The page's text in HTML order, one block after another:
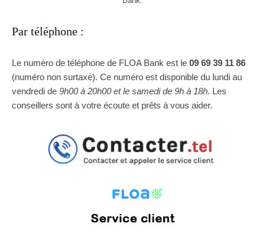
Par téléphone :
Le numéro de téléphone de FLOA Bank est le 09 69 39 11 86
(numéro non surtaxé). Ce numéro est disponible du lundi au
vendredi de 9h00 à 20h00 et le samedi de 9h à 18h. Les
conseillers sont à votre écoute et prêts à vous aider.